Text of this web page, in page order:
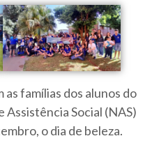
famílias dos alunos do
Assistência Social (NAS)
o dia de beleza.